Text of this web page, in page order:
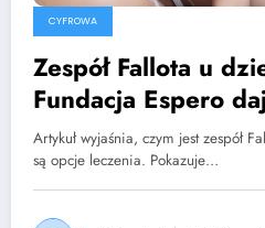
CYFROWA
Zespół Fallota u
Fundacja Espero
Artykuł wyjaśnia, czym jest zespół
są opcje leczenia. Pokazuje…